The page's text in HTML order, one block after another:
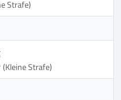
Strafe)
(Kleine Strafe)